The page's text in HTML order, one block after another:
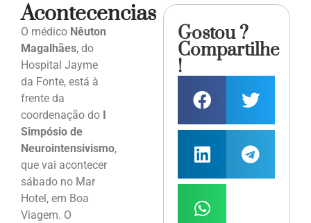
Acontecencias
O médico Nêuton
Magalhães, do
Hospital Jayme
da Fonte, está à
frente da
coordenação do
Simpósio de
Neurointensivismo,
que vai acontecer
sábado no Mar
Hotel, em Boa
Viagem. O
Gostou ?
Compartilhe
!